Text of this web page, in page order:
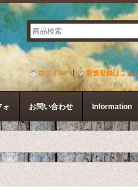
アルマッコイズ
ログイン 新規登録はこち
ォ お問い合わせ Information